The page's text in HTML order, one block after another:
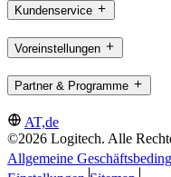
Kundenservice
Voreinstellungen
Partner & Programme
AT,de
©2026 Logitech. Alle
Allgemeine